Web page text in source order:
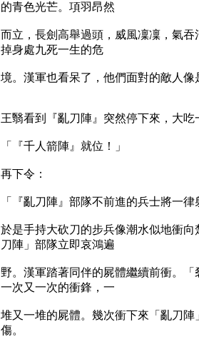
的青色光芒。項羽昂然
而立，長劍高舉過頭，威風凜凜，氣
掉身處九死一生的危
境。漢軍也看呆了，他們面對的敵人
王翳看到『亂刀陣』突然停下來，大吃
「『千人箭陣』就位！」
再下令：
「『亂刀陣』部隊不前進的兵士將一
於是手持大砍刀的步兵像潮水似地衝
刀陣」部隊立即哀鴻遍
野。漢軍踏著同伴的屍體繼續前衝。
一次又一次的衝鋒，一
堆又一堆的屍體。幾次衝下來「亂刀
傷。